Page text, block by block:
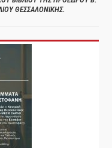
ΘΕΣΣΑΛΟΝΙΚΗΣ.